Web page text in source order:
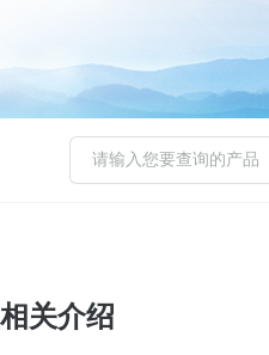
关介绍